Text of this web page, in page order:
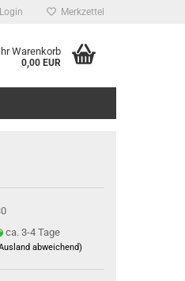
Login Merkzettel
Warenkorb
0,00 EUR
ca. 3-4 Tage
abweichend)